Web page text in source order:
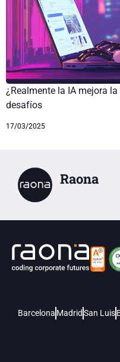
¿Realmente la IA mejora
desafíos
17/03/2025
Raona
Barcelona MadridSan Luis